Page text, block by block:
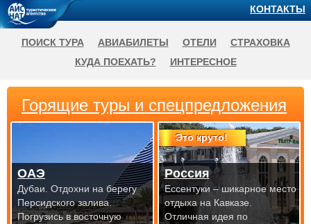
Горящие туры и спецпредложения
ОАЭ
Дубаи. Отдохни на берегу
Персидского залива.
Погрузись в восточную
Это круто!
Россия
Ессентуки – шикарное место
отдыха на Кавказе.
Отличная идея по
КОНТАКТЫ
ПОИСК ТУРА АВИАБИЛЕТЫ ОТЕЛИ
СТРАХОВКА
КУДА ПОЕХАТЬ?
ИНТЕРЕСНОЕ